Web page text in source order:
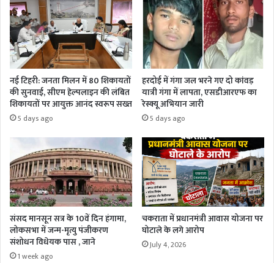
नई टिहरी: जनता मिलन में 80 शिकायतों
की सुनवाई, सीएम हेल्पलाइन की लंबित
शिकायतों पर आयुक्त आनंद स्वरूप सख्त
5 days ago
हरदोई में गंगा जल भरने गए दो कांवड़
यात्री गंगा में लापता, एसडीआरएफ का
रेस्क्यू अभियान जारी
5 days ago
संसद मानसून सत्र के 10वें दिन हंगामा,
लोकसभा में जन्म-मृत्यु पंजीकरण
संशोधन विधेयक पास , जाने
1 week ago
चकराता में प्रधानमंत्री आवास योजना पर
घोटाले के लगे आरोप
July 4, 2026